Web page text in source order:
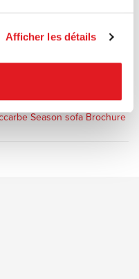
Afficher les détails
Season sofa Brochure